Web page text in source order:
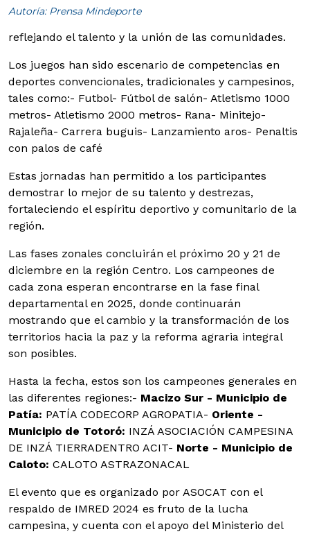
Autoría: Prensa Mindeporte
reflejando el talento y la unión de las comunidades.
Los juegos han sido escenario de competencias en
deportes convencionales, tradicionales y campesinos,
tales como:- Futbol- Fútbol de salón- Atletismo 1000
metros- Atletismo 2000 metros- Rana- Minitejo-
Rajaleña- Carrera buguis- Lanzamiento aros- Penaltis
con palos de café
Estas jornadas han permitido a los participantes
demostrar lo mejor de su talento y destrezas,
fortaleciendo el espíritu deportivo y comunitario de la
región.
Las fases zonales concluirán el próximo 20 y 21 de
diciembre en la región Centro. Los campeones de
cada zona esperan encontrarse en la fase final
departamental en 2025, donde continuarán
mostrando que el cambio y la transformación de los
territorios hacia la paz y la reforma agraria integral
son posibles.
Hasta la fecha, estos son los campeones generales en
las diferentes regiones:- Macizo Sur - Municipio de
Patía: PATÍA CODECORP AGROPATIA- Oriente -
Municipio de Totoró: INZÁ ASOCIACIÓN CAMPESINA
DE INZÁ TIERRADENTRO ACIT- Norte - Municipio de
Caloto: CALOTO ASTRAZONACAL
El evento que es organizado por ASOCAT con el
respaldo de IMRED 2024 es fruto de la lucha
campesina, y cuenta con el apoyo del Ministerio del